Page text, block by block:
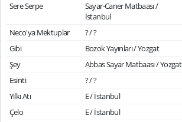
Sere Serpe
Sayar-Caner Matbaası /
İstanbul
Neco'ya Mektuplar ? / ?
Gibi
Bozok Yayınları / Yozgat
Şey
Abbas Sayar Matbaası / Yozgat
Esinti
? / ?
Yılkı Atı
E / İstanbul
Çelo
E / İstanbul